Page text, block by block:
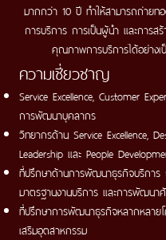
มากกว่า 10 ปี ทำให้สามารถถ่ายท
การบริการ การเป็นผู้นำ และการส
คุณภาพการบริการได้อย่างเ
ความเชี่ยวชาญ
Service Excellence, Customer
การพัฒนาบุคลากร
วิทยากรด้าน Service Excellence,
Leadership และ People
ที่ปรึกษาด้านการพัฒนาธุรกิจบริการ
มาตรฐานงานบริการ และการพัฒน
ที่ปรึกษาการพัฒนาธุรกิจหลากหลาย
เสริมอุตสาหกรรม